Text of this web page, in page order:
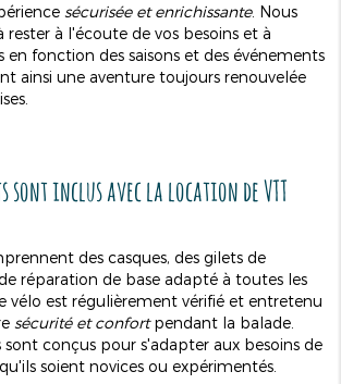
sécurisée et enrichissante. Nous
rester à l'écoute de vos besoins et à
en fonction des saisons et des événements
ainsi une aventure toujours renouvelée
sont inclus avec la location de VTT
des casques, des gilets de
réparation de base adapté à toutes les
vélo est régulièrement vérifié et entretenu
sécurité et confortpendant la balade.
conçus pour s'adapter aux besoins de
soient novices ou expérimentés.